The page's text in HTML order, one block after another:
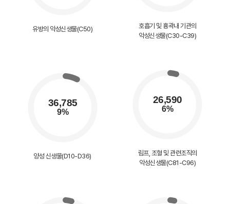
유방의 악성신생물(C50)
호흡기 및 흉곽내 기관의
악성신생물(C30-C39)
양성 신생물(D10-D36)
림프, 조혈 및 관련조직의
악성신생물(C81-C96)